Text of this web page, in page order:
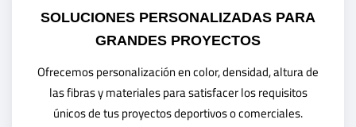
SOLUCIONES PERSONALIZADAS PARA
GRANDES PROYECTOS
Ofrecemos personalización en color, densidad, altura de
las fibras y materiales para satisfacer los requisitos
únicos de tus proyectos deportivos o comerciales.